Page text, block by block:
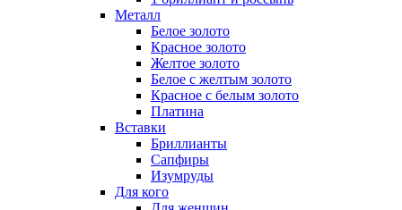
Металл
Белое золото
Красное золото
Желтое золото
Белое с желтым золото
Красное с белым золото
Платина
Вставки
Бриллианты
Сапфиры
Изумруды
Для кого